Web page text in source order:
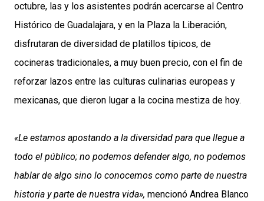
octubre, las y los asistentes podrán acercarse al Centro
Histórico de Guadalajara, y en la Plaza la Liberación,
disfrutaran de diversidad de platillos típicos, de
cocineras tradicionales, a muy buen precio, con el fin de
reforzar lazos entre las culturas culinarias europeas y
mexicanas, que dieron lugar a la cocina mestiza de hoy.
«Le estamos apostando a la diversidad para que llegue a
todo el público; no podemos defender algo, no podemos
hablar de algo sino lo conocemos como parte de nuestra
historia y parte de nuestra vida», mencionó Andrea Blanco